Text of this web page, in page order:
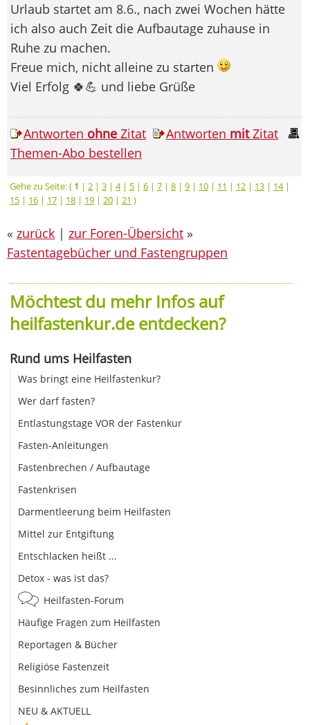
Urlaub startet am 8.6., nach zwei Wochen hätte
ich also auch Zeit die Aufbautage zuhause in
Ruhe zu machen.
Freue mich, nicht alleine zu starten
Viel Erfolg 🍀💪 und liebe Grüße
Antworten ohne Zitat Antworten mitZitat
Themen-Abo bestellen
Gehe zu Seite: ( 1 | 2 | 3 | 4| 5 | 6 | 7 | 8 | 9 | 10 | 11 | 12 | 13 | 14|
15 | 16 | 17 | 18 | 19 | 20 | 21 )
« zurück | zur Foren-Übersicht »
Fastentagebücher und Fastengruppen
Möchtest du mehr Infos auf
heilfastenkur.de entdecken?
Rund ums Heilfasten
Was bringt eine Heilfastenkur?
Wer darf fasten?
Entlastungstage VOR der Fastenkur
Fasten-Anleitungen
Fastenbrechen / Aufbautage
Fastenkrisen
Darmentleerung beim Heilfasten
Mittel zur Entgiftung
Entschlacken heißt ...
Detox - was ist das?
Heilfasten-Forum
Häufige Fragen zum Heilfasten
Reportagen & Bücher
Religiöse Fastenzeit
Besinnliches zum Heilfasten
NEU & AKTUELL